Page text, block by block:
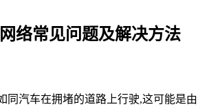
络常见问题及解决方法
同汽车在拥堵的道路上行驶,这可能是由